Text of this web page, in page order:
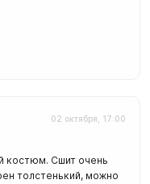
02 октября, 17:00
костюм. Сшит очень
толстенький, можно